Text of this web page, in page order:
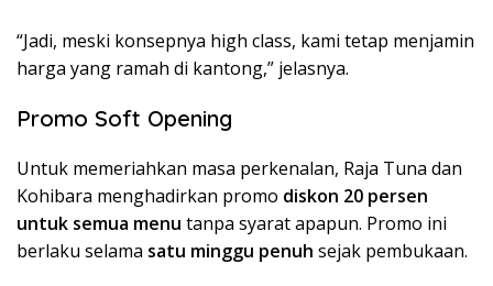
“Jadi, meski konsepnya high class, kami tetap menjamin
harga yang ramah di kantong,” jelasnya.
Promo Soft Opening
Untuk memeriahkan masa perkenalan, Raja Tuna dan
Kohibara menghadirkan promo diskon 20 persen
untuk semua menu tanpa syarat apapun. Promo ini
berlaku selama satu minggu penuh sejak pembukaan.